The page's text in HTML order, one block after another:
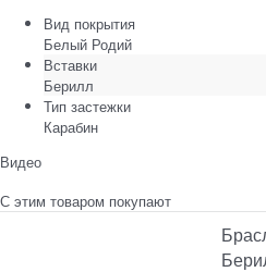
Вид покрытия
Белый Родий
Вставки
Берилл
Тип застежки
Карабин
Видео
С этим товаром покупают